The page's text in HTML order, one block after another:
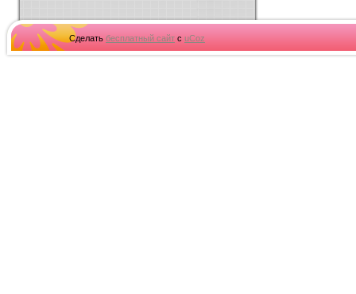
Сделать бесплатный сайт с uCoz